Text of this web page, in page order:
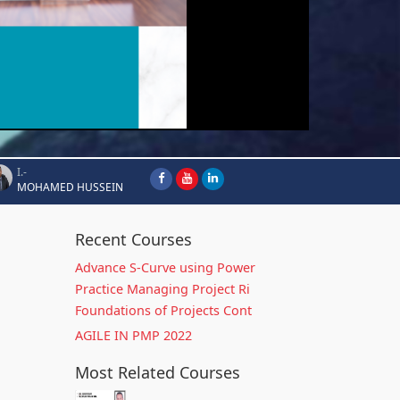
I.-
MOHAMED HUSSEIN
Recent Courses
Advance S-Curve using Power
Practice Managing Project Ri
Foundations of Projects Cont
AGILE IN PMP 2022
Most Related Courses